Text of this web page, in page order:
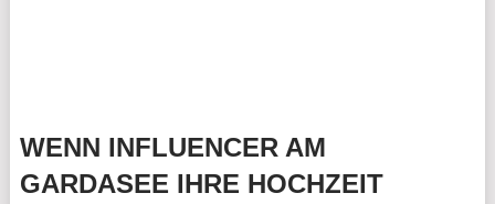
WENN INFLUENCER AM
GARDASEE IHRE HOCHZEIT